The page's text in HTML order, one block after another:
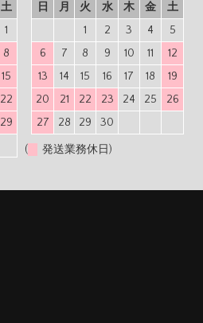
土
1
8
15
22
29
日
月 火 水 木 金
土
1
2 3 4
5
6
7 8 9 10 11
12
13
14 15 16 17 18
19
20
21 22 23 24 25
26
27
28 29 30
( 発送業務休日)